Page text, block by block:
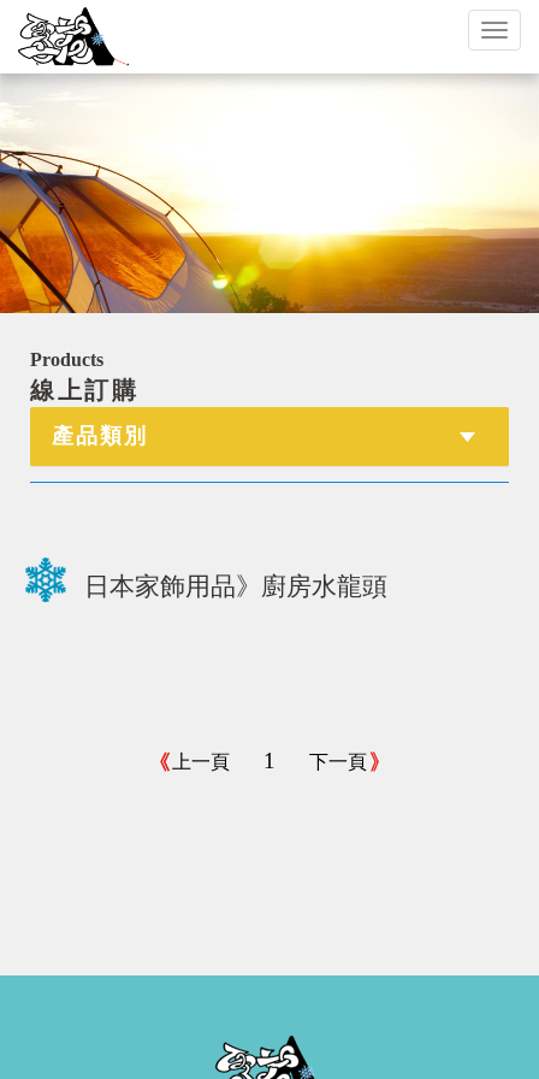
Toggle
Products
線上訂購
產品類別
日本家飾用品》廚房水龍頭
上一頁 1 下一頁